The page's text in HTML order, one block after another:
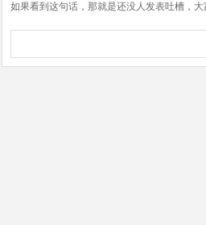
如果看到这句话，那就是还没人发表吐槽，大